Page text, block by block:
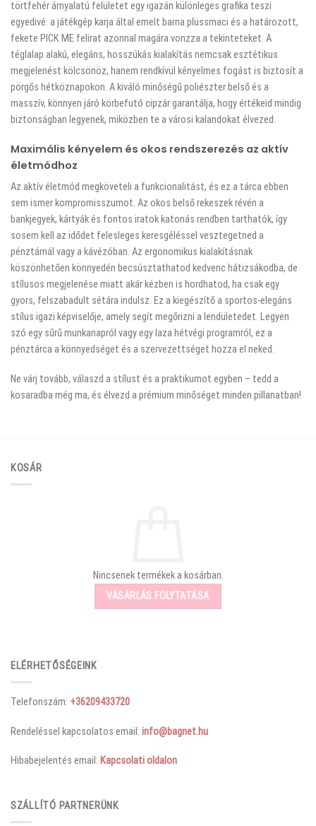
törtfehér árnyalatú felületet egy igazán különleges grafika teszi
egyedivé: a játékgép karja által emelt barna plüssmaci és a határozott,
fekete PICK ME felirat azonnal magára vonzza a tekinteteket. A
téglalap alakú, elegáns, hosszúkás kialakítás nemcsak esztétikus
megjelenést kölcsönöz, hanem rendkívül kényelmes fogást is biztosít a
pörgős hétköznapokon. A kiváló minőségű poliészter belső és a
masszív, könnyen járó körbefutó cipzár garantálja, hogy értékeid mindig
biztonságban legyenek, miközben te a városi kalandokat élvezed.
Maximális kényelem és okos rendszerezés az aktív
életmódhoz
Az aktív életmód megköveteli a funkcionalitást, és ez a tárca ebben
sem ismer kompromisszumot. Az okos belső rekeszek révén a
bankjegyek, kártyák és fontos iratok katonás rendben tarthatók, így
sosem kell az idődet felesleges keresgéléssel vesztegetned a
pénztárnál vagy a kávézóban. Az ergonomikus kialakításnak
köszönhetően könnyedén becsúsztathatod kedvenc hátizsákodba, de
stílusos megjelenése miatt akár kézben is hordhatod, ha csak egy
gyors, felszabadult sétára indulsz. Ez a kiegészítő a sportos-elegáns
stílus igazi képviselője, amely segít megőrizni a lendületedet. Legyen
szó egy sűrű munkanapról vagy egy laza hétvégi programról, ez a
pénztárca a könnyedséget és a szervezettséget hozza el neked.
Ne várj tovább, válaszd a stílust és a praktikumot egyben – tedd a
kosaradba még ma, és élvezd a prémium minőséget minden pillanatban!
KOSÁR
Nincsenek termékek a kosárban.
VÁSÁRLÁS FOLYTATÁSA
ELÉRHETŐSÉGEINK
Telefonszám: +36209433720
Rendeléssel kapcsolatos email: info@bagnet.hu
Hibabejelentés email: Kapcsolati oldalon
SZÁLLÍTÓ PARTNERÜNK